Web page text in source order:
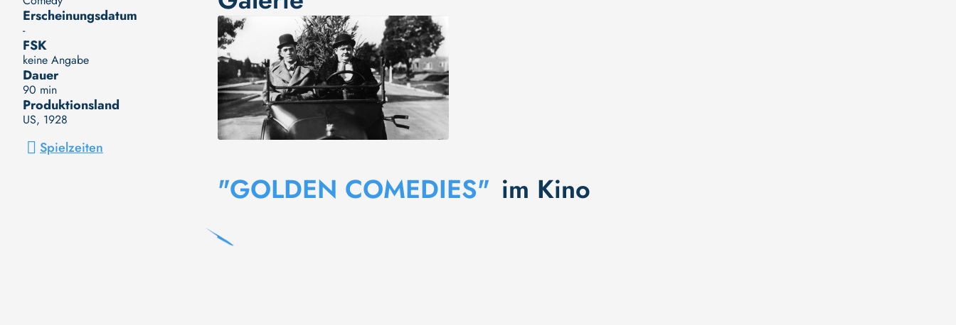
Erscheinungsdatum
-
FSK
keine Angabe
Dauer
90 min
Produktionsland
US, 1928
Spielzeiten
"GOLDEN COMEDIES" im Kino